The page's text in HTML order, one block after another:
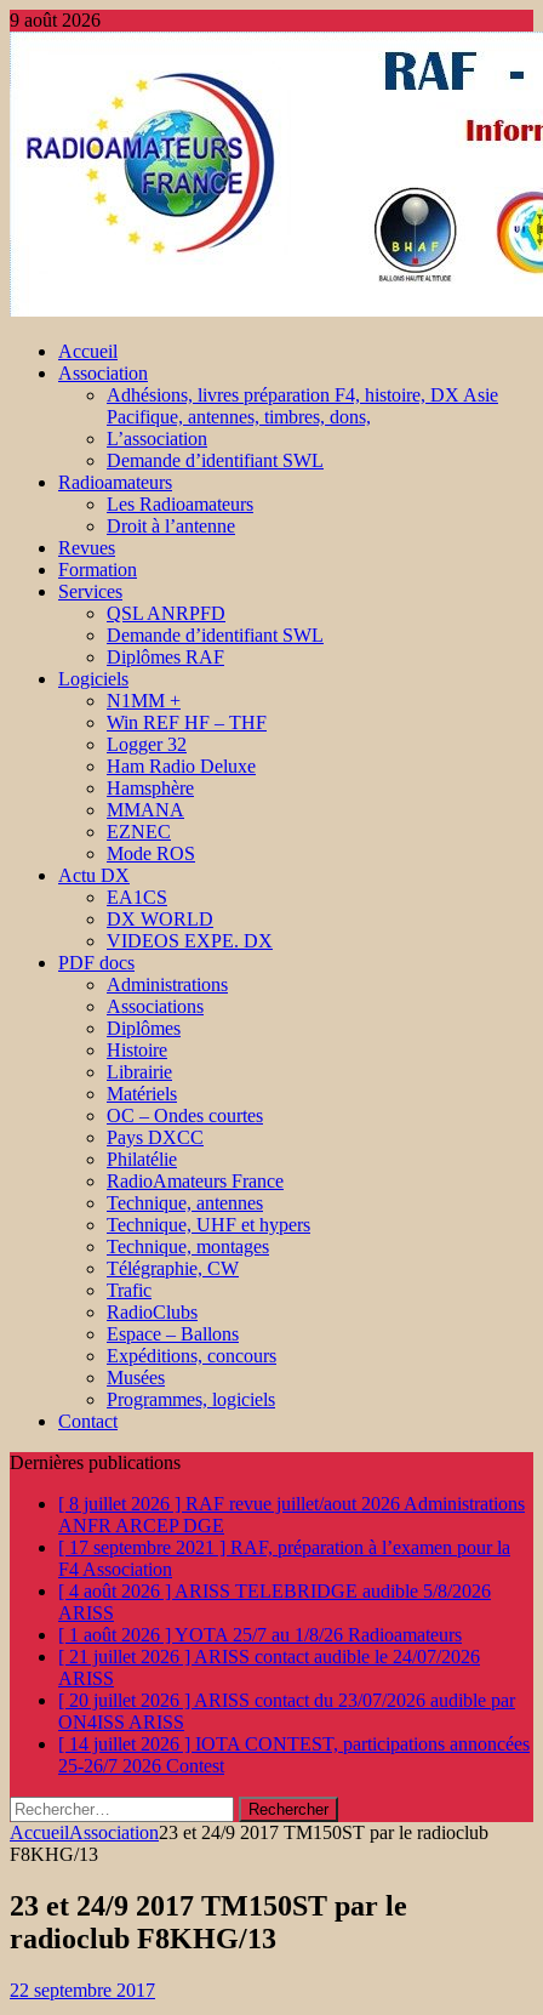
9 août 2026
Accueil
Association
Adhésions, livres préparation F4, histoire, DX Asie
Pacifique, antennes, timbres, dons,
L’association
Demande d’identifiant SWL
Radioamateurs
Les Radioamateurs
Droit à l’antenne
Revues
Formation
Services
QSL ANRPFD
Demande d’identifiant SWL
Diplômes RAF
Logiciels
N1MM +
Win REF HF – THF
Logger 32
Ham Radio Deluxe
Hamsphère
MMANA
EZNEC
Mode ROS
Actu DX
EA1CS
DX WORLD
VIDEOS EXPE. DX
PDF docs
Administrations
Associations
Diplômes
Histoire
Librairie
Matériels
OC – Ondes courtes
Pays DXCC
Philatélie
RadioAmateurs France
Technique, antennes
Technique, UHF et hypers
Technique, montages
Télégraphie, CW
Trafic
RadioClubs
Espace – Ballons
Expéditions, concours
Musées
Programmes, logiciels
Contact
Dernières publications
[ 8 juillet 2026 ] RAF revue juillet/aout 2026 Administrations
ANFR ARCEP DGE
[ 17 septembre 2021 ] RAF, préparation à l’examen pour la
F4 Association
[ 4 août 2026 ] ARISS TELEBRIDGE audible 5/8/2026
ARISS
[ 1 août 2026 ]YOTA 25/7 au 1/8/26 Radioamateurs
[ 21 juillet 2026 ] ARISS contact audible le 24/07/2026
ARISS
[ 20 juillet 2026 ] ARISS contact du 23/07/2026 audible par
ON4ISS ARISS
[ 14 juillet 2026 ] IOTA CONTEST, participations annoncées
25-26/7 2026 Contest
Rechercher :
AccueilAssociation23 et 24/9 2017 TM150ST par le radioclub
F8KHG/13
23 et 24/9 2017 TM150ST par le
radioclub F8KHG/13
22 septembre 2017